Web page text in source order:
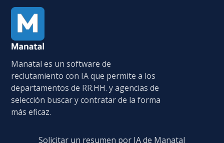
Manatal es un software de
reclutamiento con IA que permite a los
departamentos de RR.HH. y agencias de
selección buscar y contratar de la forma
más eficaz.
Solicitar un resumen por IA de Manatal